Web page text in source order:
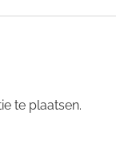
te plaatsen.